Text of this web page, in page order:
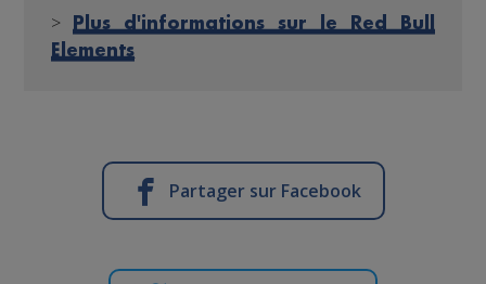
> Plus d'informations sur le Red Bull
Elements
Partager sur Facebook